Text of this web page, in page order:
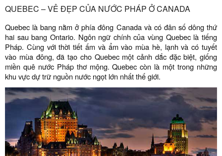
QUEBEC – VẺ ĐẸP CỦA NƯỚC PHÁP Ở CANADA
Quebec là bang nằm ở phía đông Canada và có đân số dông thứ
hai sau bang Ontario. Ngôn ngữ chính của vùng Quebec là tiếng
Pháp. Cùng với thời tiết ấm và ẩm vào mùa hè, lạnh và có tuyết
vào mùa đông, đã tạo cho Quebec một cảnh dắc đặc biệt, giống
miền quê nước Pháp thơ mộng. Quebec còn là một trong những
khu vực dự trữ nguồn nước ngọt lớn nhất thế giới.